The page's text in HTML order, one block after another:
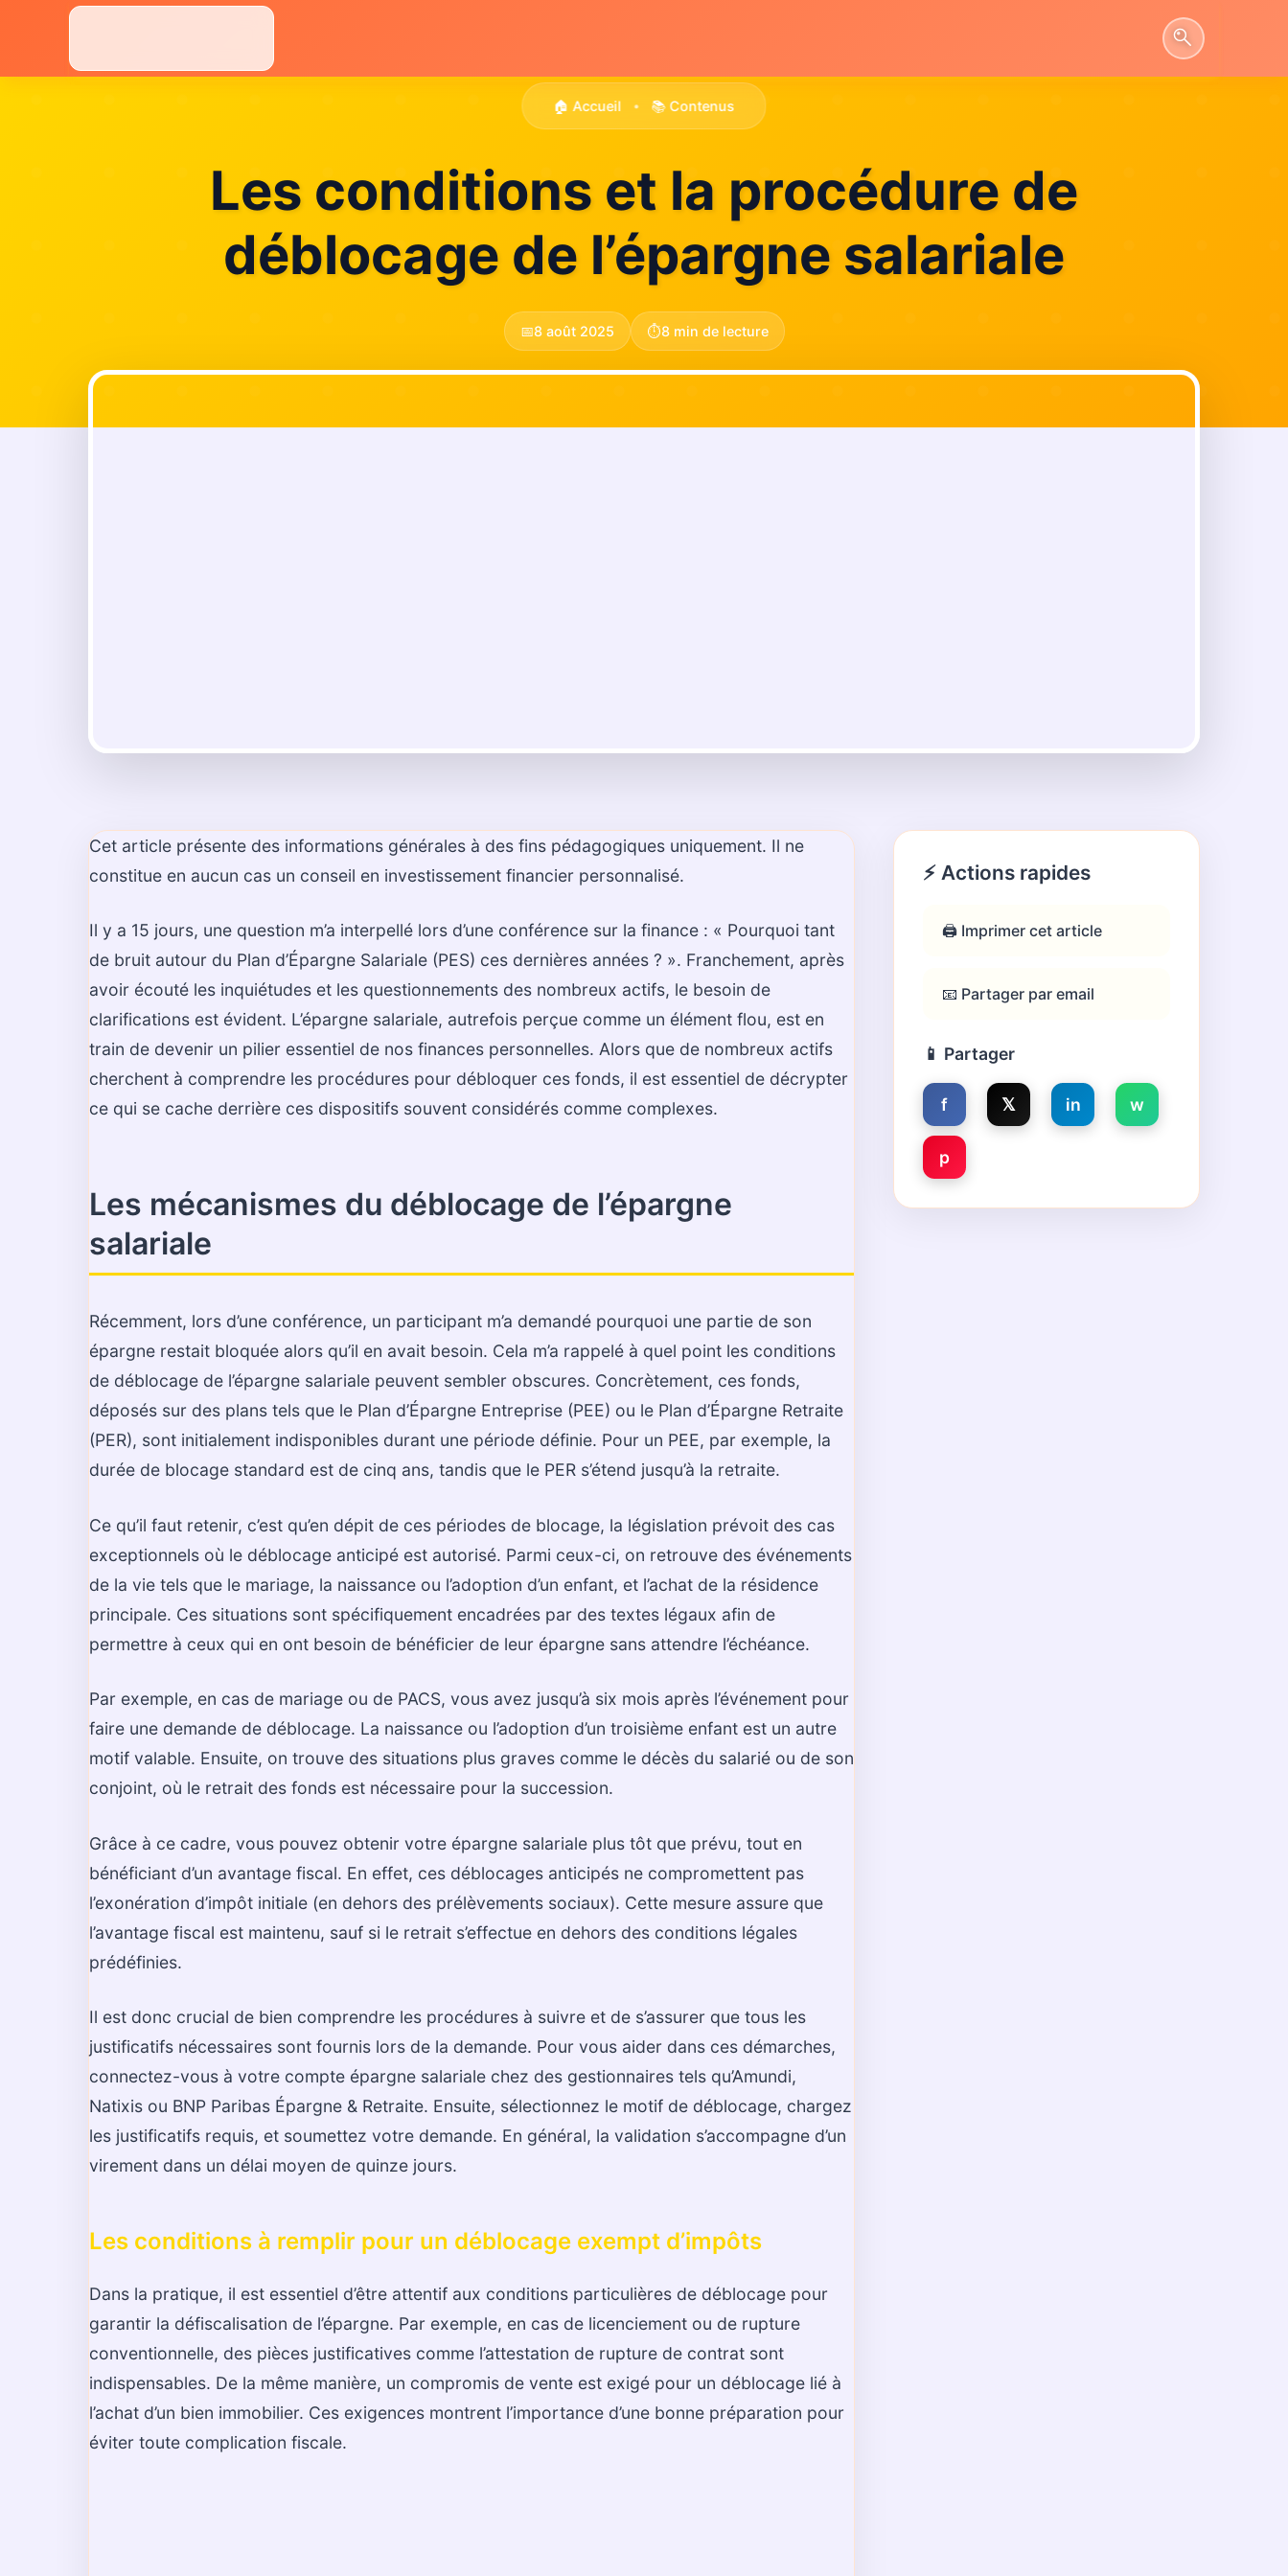
🏠 Accueil • 📚 Contenus
Les conditions et la procédure de
déblocage de l’épargne salariale
📅8 août 2025 ⏱️8 min de lecture
Cet article présente des informations générales à des fins pédagogiques uniquement. Il ne
constitue en aucun cas un conseil en investissement financier personnalisé.
Il y a 15 jours, une question m’a interpellé lors d’une conférence sur la finance : « Pourquoi tant
de bruit autour du Plan d’Épargne Salariale (PES) ces dernières années ? ». Franchement, après
avoir écouté les inquiétudes et les questionnements des nombreux actifs, le besoin de
clarifications est évident. L’épargne salariale, autrefois perçue comme un élément flou, est en
train de devenir un pilier essentiel de nos finances personnelles. Alors que de nombreux actifs
cherchent à comprendre les procédures pour débloquer ces fonds, il est essentiel de décrypter
ce qui se cache derrière ces dispositifs souvent considérés comme complexes.
Les mécanismes du déblocage de l’épargne
salariale
Récemment, lors d’une conférence, un participant m’a demandé pourquoi une partie de son
épargne restait bloquée alors qu’il en avait besoin. Cela m’a rappelé à quel point les conditions
de déblocage de l’épargne salariale peuvent sembler obscures. Concrètement, ces fonds,
déposés sur des plans tels que le Plan d’Épargne Entreprise (PEE) ou le Plan d’Épargne Retraite
(PER), sont initialement indisponibles durant une période définie. Pour un PEE, par exemple, la
durée de blocage standard est de cinq ans, tandis que le PER s’étend jusqu’à la retraite.
Ce qu’il faut retenir, c’est qu’en dépit de ces périodes de blocage, la législation prévoit des cas
exceptionnels où le déblocage anticipé est autorisé. Parmi ceux-ci, on retrouve des événements
de la vie tels que le mariage, la naissance ou l’adoption d’un enfant, et l’achat de la résidence
principale. Ces situations sont spécifiquement encadrées par des textes légaux afin de
permettre à ceux qui en ont besoin de bénéficier de leur épargne sans attendre l’échéance.
Par exemple, en cas de mariage ou de PACS, vous avez jusqu’à six mois après l’événement pour
faire une demande de déblocage. La naissance ou l’adoption d’un troisième enfant est un autre
motif valable. Ensuite, on trouve des situations plus graves comme le décès du salarié ou de son
conjoint, où le retrait des fonds est nécessaire pour la succession.
Grâce à ce cadre, vous pouvez obtenir votre épargne salariale plus tôt que prévu, tout en
bénéficiant d’un avantage fiscal. En effet, ces déblocages anticipés ne compromettent pas
l’exonération d’impôt initiale (en dehors des prélèvements sociaux). Cette mesure assure que
l’avantage fiscal est maintenu, sauf si le retrait s’effectue en dehors des conditions légales
prédéfinies.
Il est donc crucial de bien comprendre les procédures à suivre et de s’assurer que tous les
justificatifs nécessaires sont fournis lors de la demande. Pour vous aider dans ces démarches,
connectez-vous à votre compte épargne salariale chez des gestionnaires tels qu’Amundi,
Natixis ou BNP Paribas Épargne & Retraite. Ensuite, sélectionnez le motif de déblocage, chargez
les justificatifs requis, et soumettez votre demande. En général, la validation s’accompagne d’un
virement dans un délai moyen de quinze jours.
Les conditions à remplir pour un déblocage exempt d’impôts
Dans la pratique, il est essentiel d’être attentif aux conditions particulières de déblocage pour
garantir la défiscalisation de l’épargne. Par exemple, en cas de licenciement ou de rupture
conventionnelle, des pièces justificatives comme l’attestation de rupture de contrat sont
indispensables. De la même manière, un compromis de vente est exigé pour un déblocage lié à
l’achat d’un bien immobilier. Ces exigences montrent l’importance d’une bonne préparation pour
éviter toute complication fiscale.
⚡ Actions rapides
🖨️ Imprimer cet article
📧 Partager par email
📱 Partager
f 𝕏 in w
p